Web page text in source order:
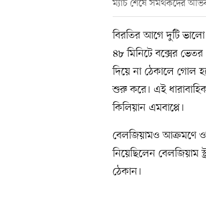
ম্যাচ শেষে সমর্থকদের
বিরতির আগে দুটি ভালো
৪৮ মিনিটে বক্সের
দিয়ে না ঠেকালে গোল
শুরু করে। এই
কিলিয়ান এমবাপ্পে।
বেলজিয়ামও আক্রমণে
নিয়েছিলেন বেলজিয়াম
ঠেকান।